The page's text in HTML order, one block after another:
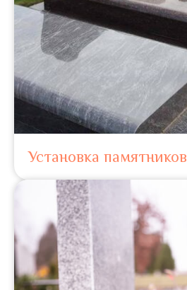
Установка памятников